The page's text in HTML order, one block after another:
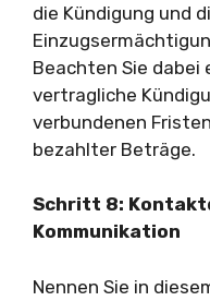
die Kündigung und
Beachten Sie dabei
vertragliche
verbundenen
bezahlter Beträge.
Schritt 8:
Kommunikation
Nennen Sie in